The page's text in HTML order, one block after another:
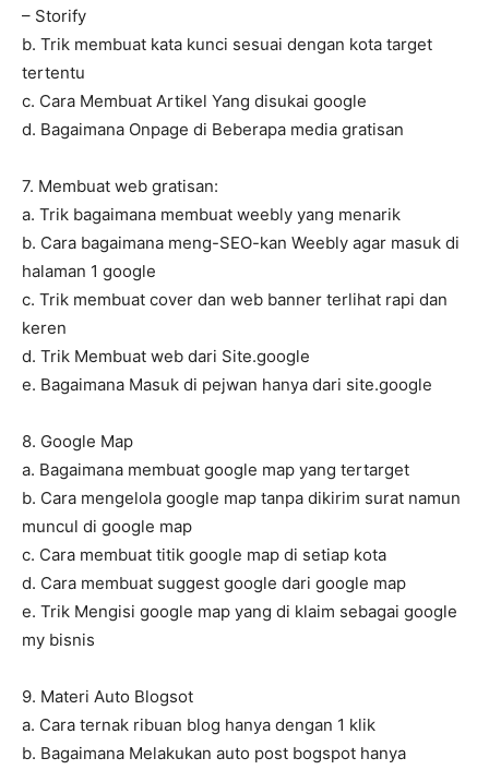
– Storify
b. Trik membuat kata kunci sesuai dengan kota target
tertentu
c. Cara Membuat Artikel Yang disukai google
d. Bagaimana Onpage di Beberapa media gratisan
7. Membuat web gratisan:
a. Trik bagaimana membuat weebly yang menarik
b. Cara bagaimana meng-SEO-kan Weebly agar masuk di
halaman 1 google
c. Trik membuat cover dan web banner terlihat rapi dan
keren
d. Trik Membuat web dari Site.google
e. Bagaimana Masuk di pejwan hanya dari site.google
8. Google Map
a. Bagaimana membuat google map yang tertarget
b. Cara mengelola google map tanpa dikirim surat namun
muncul di google map
c. Cara membuat titik google map di setiap kota
d. Cara membuat suggest google dari google map
e. Trik Mengisi google map yang di klaim sebagai google
my bisnis
9. Materi Auto Blogsot
a. Cara ternak ribuan blog hanya dengan 1 klik
b. Bagaimana Melakukan auto post bogspot hanya